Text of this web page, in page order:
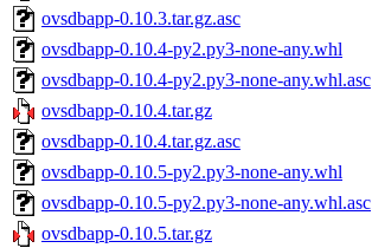
ovsdbapp-0.10.3.tar.gz.asc
ovsdbapp-0.10.4-py2.py3-none-any.whl
ovsdbapp-0.10.4-py2.py3-none-any.whl.asc
ovsdbapp-0.10.4.tar.gz
ovsdbapp-0.10.4.tar.gz.asc
ovsdbapp-0.10.5-py2.py3-none-any.whl
ovsdbapp-0.10.5-py2.py3-none-any.whl.asc
ovsdbapp-0.10.5.tar.gz